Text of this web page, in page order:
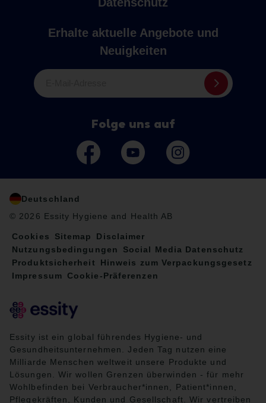
Erhalte aktuelle Angebote und
Neuigkeiten
Folge uns auf
Deutschland
© 2026 Essity Hygiene and Health AB
Cookies Sitemap
Disclaimer
Nutzungsbedingungen
Social Media Datenschutz
Produktsicherheit
Hinweis zum Verpackungsgesetz
Impressum
Cookie-Präferenzen
Essity ist ein global führendes Hygiene- und
Gesundheitsunternehmen. Jeden Tag nutzen eine
Milliarde Menschen weltweit unsere Produkte und
Lösungen. Wir wollen Grenzen überwinden - für mehr
Wohlbefinden bei Verbraucher*innen, Patient*innen,
Pflegekräften, Kunden und Gesellschaft. Wir vertreiben